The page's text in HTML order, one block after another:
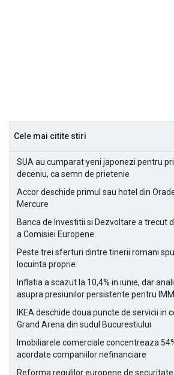
Cele mai citite stiri
SUA au cumparat yeni japonezi pentru
deceniu, ca semn de prietenie
Accor deschide primul sau hotel din
Mercure
Banca de Investitii si Dezvoltare a trecut
a Comisiei Europene
Peste trei sferturi dintre tinerii romani
locuinta proprie
Inflatia a scazut la 10,4% in iunie, dar
asupra presiunilor persistente pentru
IKEA deschide doua puncte de servicii in
Grand Arena din sudul Bucurestiului
Imobiliarele comerciale concentreaza
acordate companiilor nefinanciare
Reforma regulilor europene de